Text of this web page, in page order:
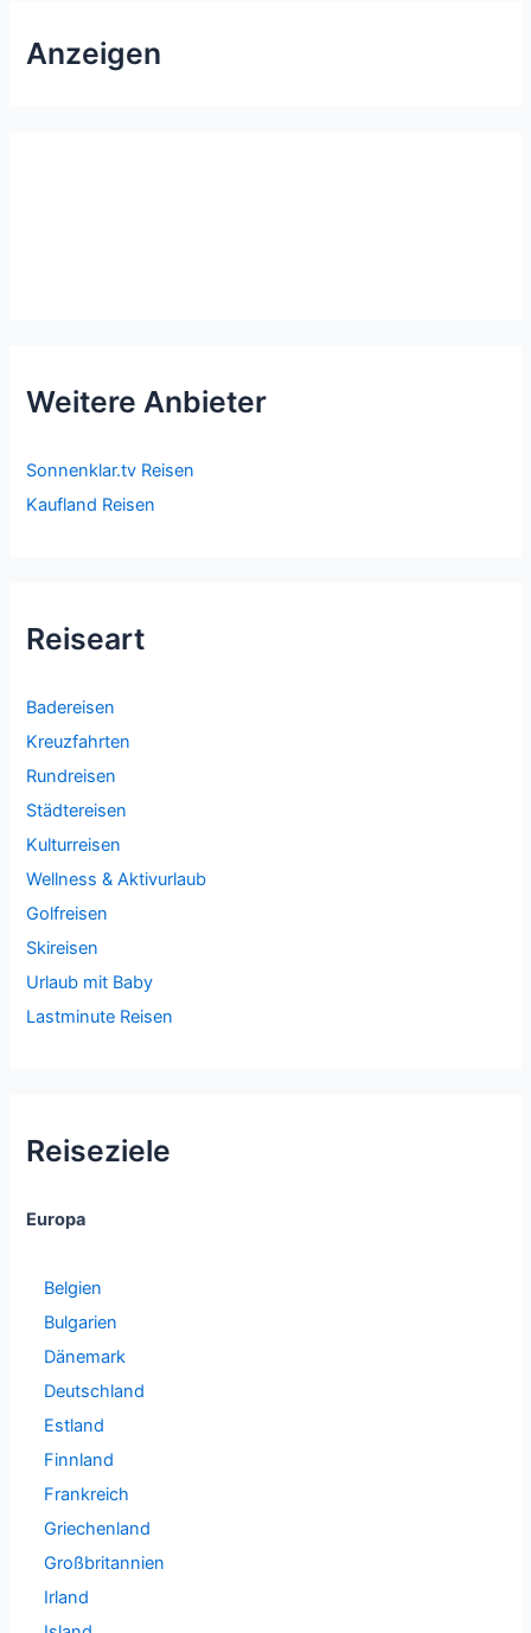
Anzeigen
Weitere Anbieter
Sonnenklar.tv Reisen
Kaufland Reisen
Reiseart
Badereisen
Kreuzfahrten
Rundreisen
Städtereisen
Kulturreisen
Wellness & Aktivurlaub
Golfreisen
Skireisen
Urlaub mit Baby
Lastminute Reisen
Reiseziele
Europa
Belgien
Bulgarien
Dänemark
Deutschland
Estland
Finnland
Frankreich
Griechenland
Großbritannien
Irland